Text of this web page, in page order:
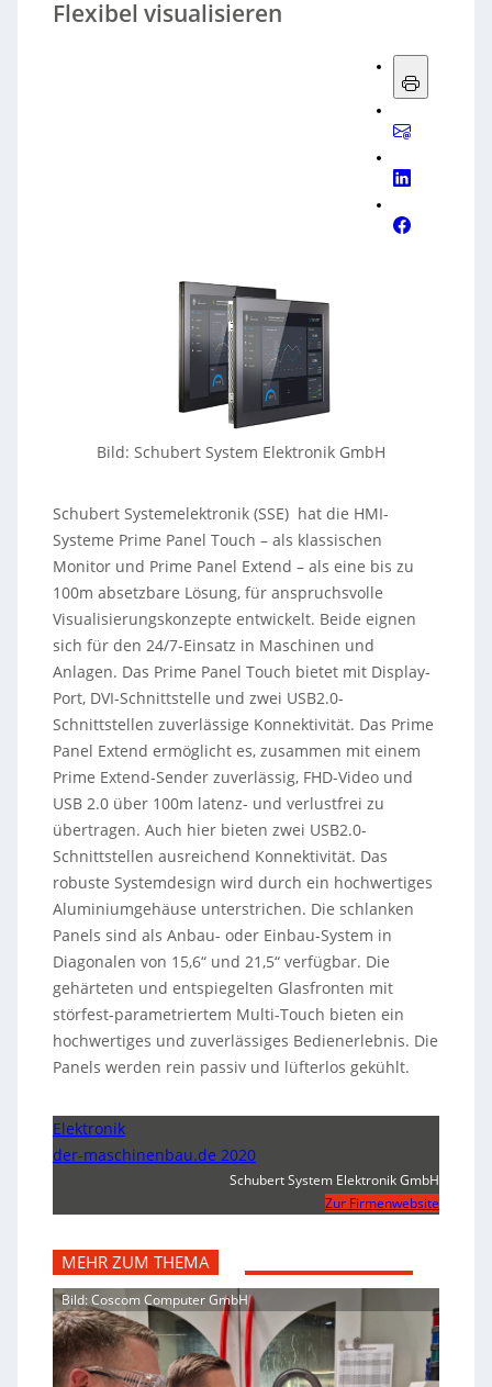
Flexibel visualisieren
Bild: Schubert System Elektronik GmbH
Schubert Systemelektronik (SSE) hat die HMI-
Systeme Prime Panel Touch – als klassischen
Monitor und Prime Panel Extend – als eine bis zu
100m absetzbare Lösung, für anspruchsvolle
Visualisierungskonzepte entwickelt. Beide eignen
sich für den 24/7-Einsatz in Maschinen und
Anlagen. Das Prime Panel Touch bietet mit Display-
Port, DVI-Schnittstelle und zwei USB2.0-
Schnittstellen zuverlässige Konnektivität. Das Prime
Panel Extend ermöglicht es, zusammen mit einem
Prime Extend-Sender zuverlässig, FHD-Video und
USB 2.0 über 100m latenz- und verlustfrei zu
übertragen. Auch hier bieten zwei USB2.0-
Schnittstellen ausreichend Konnektivität. Das
robuste Systemdesign wird durch ein hochwertiges
Aluminiumgehäuse unterstrichen. Die schlanken
Panels sind als Anbau- oder Einbau-System in
Diagonalen von 15,6“ und 21,5“ verfügbar. Die
gehärteten und entspiegelten Glasfronten mit
störfest-parametriertem Multi-Touch bieten ein
hochwertiges und zuverlässiges Bedienerlebnis. Die
Panels werden rein passiv und lüfterlos gekühlt.
Elektronik
der-maschinenbau.de 2020
Schubert System Elektronik GmbH
Zur Firmenwebsite
MEHR ZUM THEMA
Bild: Coscom Computer GmbH